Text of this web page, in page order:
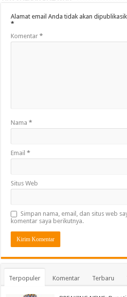
Alamat email Anda tidak akan
*
Komentar*
Nama*
Email*
Situs Web
Simpan nama, email, dan situs web
komentar saya berikutnya.
Terpopuler Komentar Terbaru